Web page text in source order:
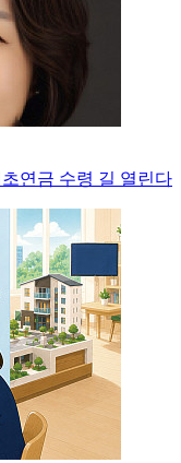
연금 수령 길 열린다